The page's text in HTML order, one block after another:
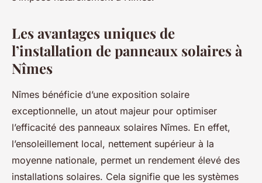
Les avantages uniques de
l’installation de panneaux solaires à
Nîmes
Nîmes bénéficie d’une exposition solaire
exceptionnelle, un atout majeur pour optimiser
l’efficacité des panneaux solaires Nîmes. En effet,
l’ensoleillement local, nettement supérieur à la
moyenne nationale, permet un rendement élevé des
installations solaires. Cela signifie que les systèmes